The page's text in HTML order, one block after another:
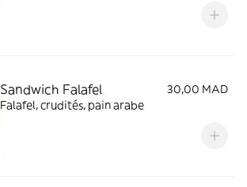
Sandwich Falafel
30,00 MAD
Falafel, crudités, pain arabe